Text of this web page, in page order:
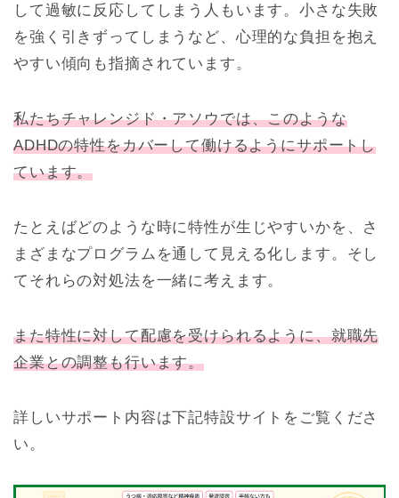
して過敏に反応してしまう人もいます。小さな失敗
を強く引きずってしまうなど、心理的な負担を抱え
やすい傾向も指摘されています。
私たちチャレンジド・アソウでは、このような
ADHDの特性をカバーして働けるようにサポートし
ています。
たとえばどのような時に特性が生じやすいかを、さ
まざまなプログラムを通して見える化します。そし
てそれらの対処法を一緒に考えます。
また特性に対して配慮を受けられるように、就職先
企業との調整も行います。
詳しいサポート内容は下記特設サイトをご覧くださ
い。